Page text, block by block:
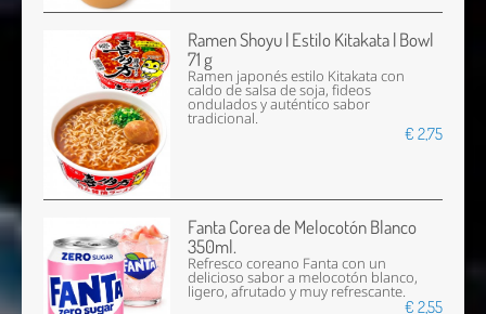
Ramen Shoyu | Estilo Kitakata | Bowl
71 g
Ramen japonés estilo Kitakata con
caldo de salsa de soja, fideos
ondulados y auténtico sabor
tradicional.
€ 2,75
Fanta Corea de Melocotón Blanco
350ml.
Refresco coreano Fanta con un
delicioso sabor a melocotón blanco,
ligero, afrutado y muy refrescante.
€ 2,55